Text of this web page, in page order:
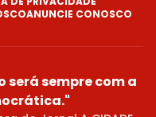
ANUNCIE CONOSCO
será sempre com a